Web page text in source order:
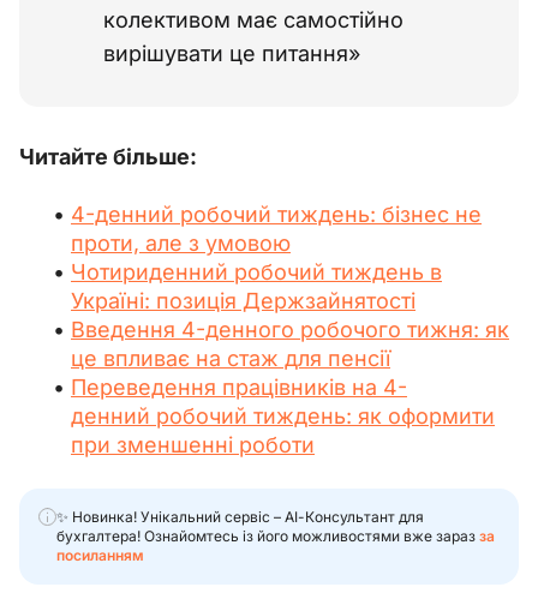
колективом має самостійно
вирішувати це питання»
Читайте більше:
4-денний робочий тиждень: бізнес не
проти, але з умовою
Чотириденний робочий тиждень в
Україні: позиція Держзайнятості
Введення 4-денного робочого тижня: як
це впливає на стаж для пенсії
Переведення працівників на 4-
денний робочий тиждень: як оформити
при зменшенні роботи
✨ Новинка! Унікальний сервіс – АІ-Консультант для
бухгалтера! Ознайомтесь із його можливостями вже зараз за
посиланням